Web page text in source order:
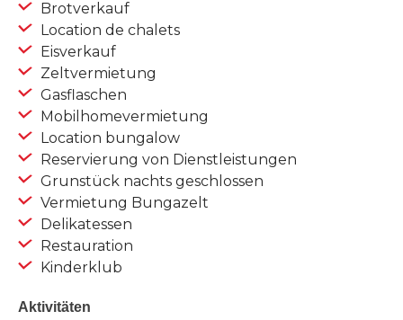
Brotverkauf
Location de chalets
Eisverkauf
Zeltvermietung
Gasflaschen
Mobilhomevermietung
Location bungalow
Reservierung von Dienstleistungen
Grunstück nachts geschlossen
Vermietung Bungazelt
Delikatessen
Restauration
Kinderklub
Aktivitäten